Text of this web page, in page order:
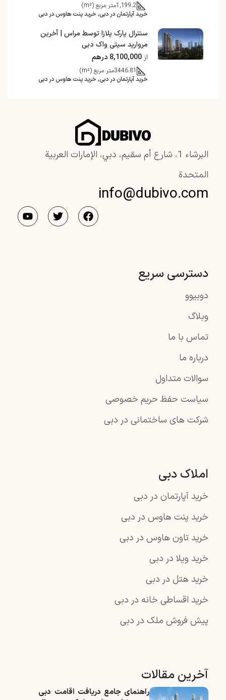
1,199.2متر مربع (m²)
خرید آپارتمان در دبی, خرید پنت هاوس در دبی
سنترال پارک پلازا توسط مراس | آخرین
مروارید سیتی واک دبی
از 8,100,000 درهم
3446.81متر مربع (m²)
خرید آپارتمان در دبی, خرید پنت هاوس در دبی
البرشاء 1، شارع أم سقيم، دبي، الإمارات العربية
المتحدة
info@dubivo.com
دسترسی سریع
دوبیوو
وبلاگ
تماس با ما
درباره ما
سوالات متداول
سیاست حفظ حریم خصوصی
شرکت های ساختمانی در دبی
املاک دبی
خرید آپارتمان در دبی
خرید پنت هاوس در دبی
خرید تاون هاوس در دبی
خرید ویلا در دبی
خرید هتل در دبی
خرید اقساطی خانه در دبی
پیش فروش ملک در دبی
آخرین مقالات
راهنمای جامع دریافت اقامت دبی